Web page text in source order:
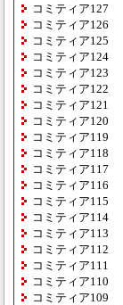
コミティア127
コミティア126
コミティア125
コミティア124
コミティア123
コミティア122
コミティア121
コミティア120
コミティア119
コミティア118
コミティア117
コミティア116
コミティア115
コミティア114
コミティア113
コミティア112
コミティア111
コミティア110
コミティア109